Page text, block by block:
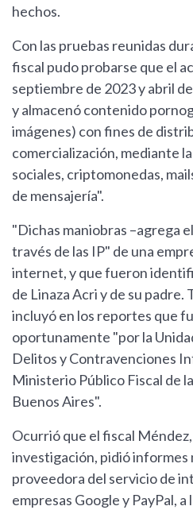
hechos.
Con las pruebas reunidas
fiscal pudo probarse que el
septiembre de 2023 y abril
y almacenó contenido
imágenes) con fines de
comercialización, mediante
sociales, criptomonedas,
de mensajería".
"Dichas maniobras –agrega
través de las IP" de una
internet, y que fueron
de Linaza Acri y de su padre.
incluyó en los reportes que
oportunamente "por la
Delitos y Contravenciones
Ministerio Público Fiscal de
Buenos Aires".
Ocurrió que el fiscal
investigación, pidió informes
proveedora del servicio de
empresas Google y PayPal, a